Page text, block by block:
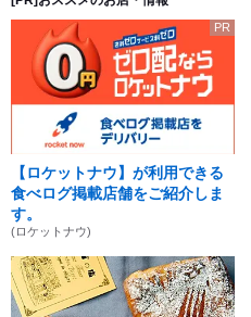
PR
【ロケットナウ】が利用できる
食べログ掲載店舗をご紹介しま
す。
(ロケットナウ)